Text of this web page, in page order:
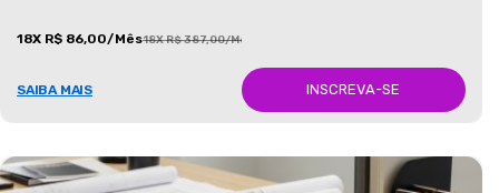
18X R$ 86,00/Mês18X R$ 387,00/Mês
SAIBA MAIS INSCREVA-SE